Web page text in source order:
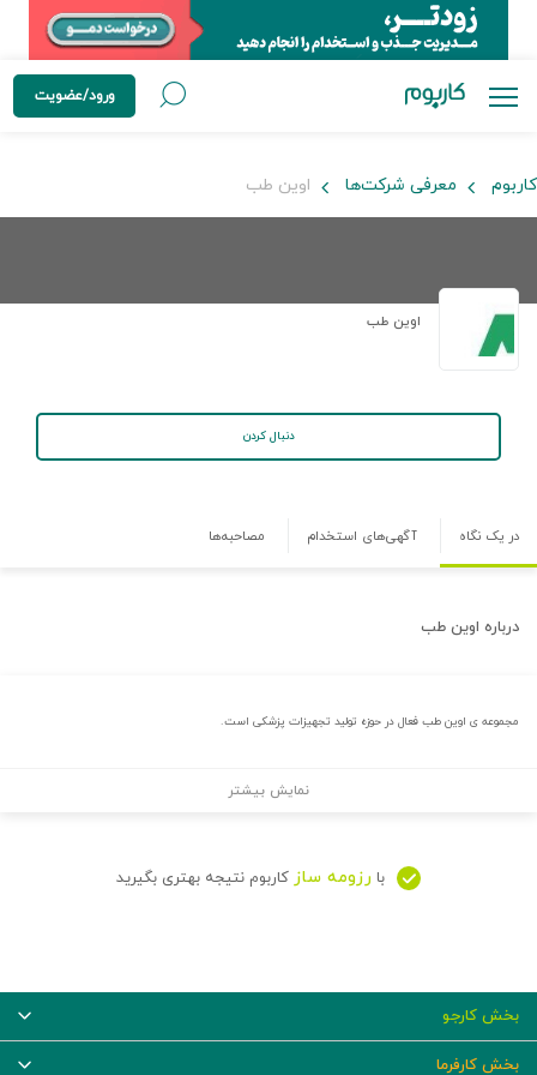
ورود/عضویت
کاربوم معرفی شرکت‌ها اوین طب
اوین طب
دنبال کردن
در یک نگاه آگهی‌های استخدام مصاحبه‌ها
درباره اوین طب
مجموعه ی اوین طب فعال در حوزه تولید تجهیزات پزشکی است.
نمایش بیشتر
با رزومه ساز کاربوم نتیجه بهتری بگیرید
بخش کارجو
بخش کارفرما